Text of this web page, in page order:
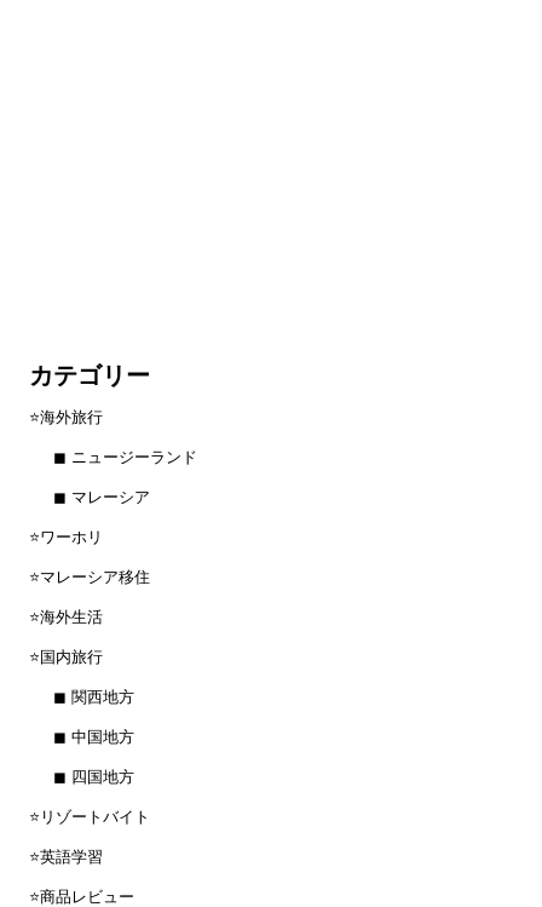
カテゴリー
⭐️海外旅行
◼︎ ニュージーランド
◼︎ マレーシア
⭐️ワーホリ
⭐️マレーシア移住
⭐️海外生活
⭐️国内旅行
◼︎ 関西地方
◼︎ 中国地方
◼︎ 四国地方
⭐️リゾートバイト
⭐️英語学習
⭐️商品レビュー